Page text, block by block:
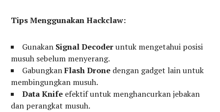
Tips Menggunakan Hackclaw:
Gunakan Signal Decoderuntuk mengetahui posisi
musuh sebelum menyerang.
GabungkanFlash Drone dengan gadget lain untuk
membingungkan musuh.
Data Knife efektif untuk menghancurkan jebakan
dan perangkat musuh.